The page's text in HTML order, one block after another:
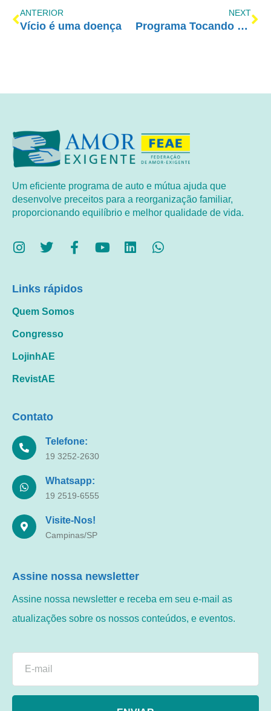
ANTERIOR
Vício é uma doença
NEXT
Programa Tocando em Frente Família com Amor-Exigente – 07/05/2016
Um eficiente programa de auto e mútua ajuda que
desenvolve preceitos para a reorganização familiar,
proporcionando equilíbrio e melhor qualidade de vida.
Links rápidos
Quem Somos
Congresso
LojinhAE
RevistAE
Contato
Telefone:
19 3252-2630
Whatsapp:
19 2519-6555
Visite-Nos!
Campinas/SP
Assine nossa newsletter
Assine nossa newsletter e receba em seu e-mail as
atualizações sobre os nossos conteúdos, e eventos.